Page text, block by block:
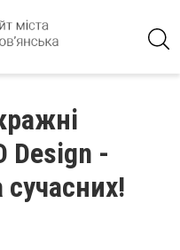
Design -
сучасних!